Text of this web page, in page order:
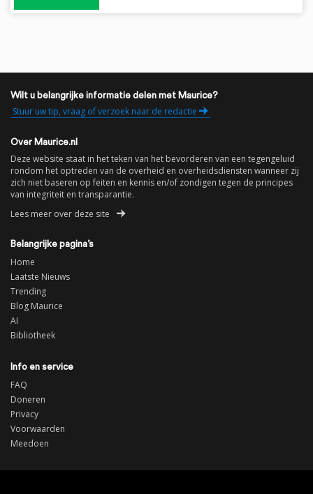
Wilt u belangrijke informatie delen met Maurice?
Stuur uw tip, vraag of verzoek naar de redactie
Over Maurice.nl
Deze website staat in het teken van het bevorderen van een tegengeluid
rondom het optreden van de overheid en overheidsdiensten wanneer zij
zich niet baseren op feiten en kennis en/of zondigen tegen de principes
van integriteit en transparantie.
Lees meer over deze site
Belangrijke pagina’s
Home
Laatste Nieuws
Trending
Blog Maurice
AI
Bibliotheek
Info en service
FAQ
Doneren
Privacy
Voorwaarden
Meedoen